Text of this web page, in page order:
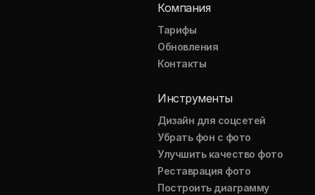
Компания
Тарифы
Обновления
Контакты
Инструменты
Дизайн для соцсетей
Убрать фон с фото
Улучшить качество фото
Реставрация фото
Построить диаграмму